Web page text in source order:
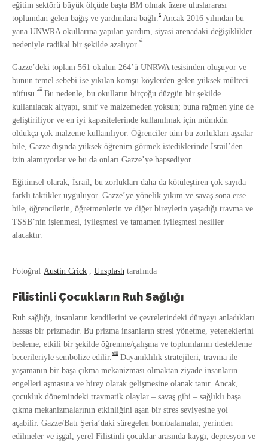
eğitim sektörü büyük ölçüde başta BM olmak üzere uluslararası
toplumdan gelen bağış ve yardımlara bağlı.x Ancak 2016 yılından bu
yana UNWRA okullarına yapılan yardım, siyasi arenadaki değişiklikler
nedeniyle radikal bir şekilde azalıyor.xi
Gazze’deki toplam 561 okulun 264’ü UNRWA tesisinden oluşuyor ve
bunun temel sebebi ise yıkılan komşu köylerden gelen yüksek mülteci
nüfusu.xii Bu nedenle, bu okulların birçoğu düzgün bir şekilde
kullanılacak altyapı, sınıf ve malzemeden yoksun; buna rağmen yine de
geliştiriliyor ve en iyi kapasitelerinde kullanılmak için mümkün
oldukça çok malzeme kullanılıyor. Öğrenciler tüm bu zorlukları aşsalar
bile, Gazze dışında yüksek öğrenim görmek istediklerinde İsrail’den
izin alamıyorlar ve bu da onları Gazze’ye hapsediyor.
Eğitimsel olarak, İsrail, bu zorlukları daha da kötüleştiren çok sayıda
farklı taktikler uyguluyor. Gazze’ye yönelik yıkım ve savaş sona erse
bile, öğrencilerin, öğretmenlerin ve diğer bireylerin yaşadığı travma ve
TSSB’nin işlenmesi, iyileşmesi ve tamamen iyileşmesi nesiller
alacaktır.
Fotoğraf Austin Crick , Unsplash tarafında
Filistinli Çocukların Ruh Sağlığı
Ruh sağlığı, insanların kendilerini ve çevrelerindeki dünyayı anladıkları
hassas bir prizmadır. Bu prizma insanların stresi yönetme, yeteneklerini
besleme, etkili bir şekilde öğrenme/çalışma ve toplumlarını destekleme
becerileriyle sembolize edilir.xiii Dayanıklılık stratejileri, travma ile
yaşamanın bir başa çıkma mekanizması olmaktan ziyade insanların
engelleri aşmasına ve birey olarak gelişmesine olanak tanır. Ancak,
çocukluk dönemindeki travmatik olaylar – savaş gibi – sağlıklı başa
çıkma mekanizmalarının etkinliğini aşan bir stres seviyesine yol
açabilir. Gazze/Batı Şeria’daki süregelen bombalamalar, yerinden
edilmeler ve işgal, yerel Filistinli çocuklar arasında kaygı, depresyon ve